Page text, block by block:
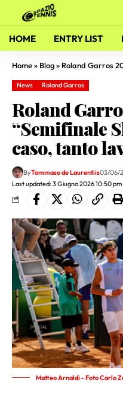
HOME ENTRY LIST
Home» Blog» Roland Garros 2026,
News Roland Garros
Roland
“Semifinale
caso, tanto
Last updated: 3 Giugno 2026 10:50 pm
ByTommaso de Laurentiis03/06/
Matteo Arnaldi - Foto Carlo